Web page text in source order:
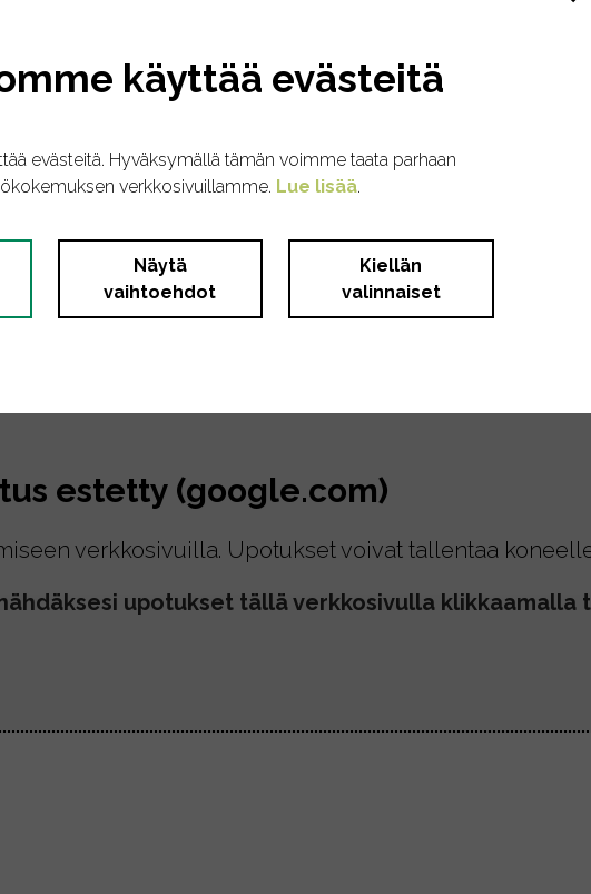
tupsut ja okranvärinen kuviointi.
estetty (google.com)
verkkosivuilla. Upotukset voivat tallentaa
upotukset tällä verkkosivulla klikkaamalla
käyttää evästeitä
evästeitä. Hyväksymällä tämän voimme taata parhaan
verkkosivuillamme. Lue lisää.
Näytä
vaihtoehdot
Kiellän
valinnaiset